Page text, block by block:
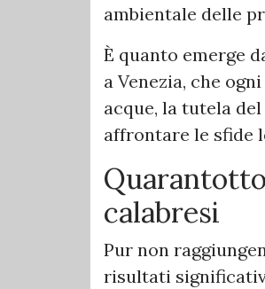
ambientale delle
È quanto emerge
a Venezia, che
acque, la tutela
affrontare le sfide
calabresi
Pur non
risultati